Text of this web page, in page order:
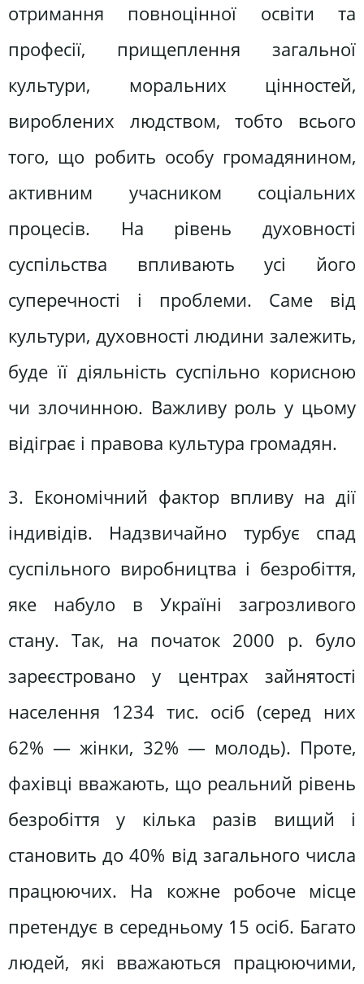
отримання повноцінної освіти та
професії, прищеплення загальної
культури, моральних цінностей,
вироблених людством, тобто всього
того, що робить особу громадянином,
активним учасником соціальних
процесів. На рівень духовності
суспільства впливають усі його
суперечності і проблеми. Саме від
культури, духовності людини залежить,
буде її діяльність суспільно корисною
чи злочинною. Важливу роль у цьому
відіграє і правова культура громадян.
3. Економічний фактор впливу на дії
індивідів. Надзвичайно турбує спад
суспільного виробництва і безробіття,
яке набуло в Україні загрозливого
стану. Так, на початок 2000 р. було
зареєстровано у центрах зайнятості
населення 1234 тис. осіб (серед них
62% — жінки, 32% — молодь). Проте,
фахівці вважають, що реальний рівень
безробіття у кілька разів вищий і
становить до 40% від загального числа
працюючих. На кожне робоче місце
претендує в середньому 15 осіб. Багато
людей, які вважаються працюючими,